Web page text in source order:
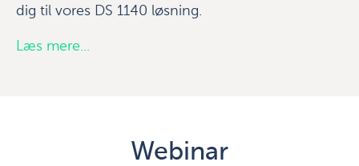
dig til vores DS 1140 løsning.
Læs mere...
Webinar